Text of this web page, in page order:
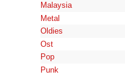
Malaysia
Metal
Oldies
Ost
Pop
Punk